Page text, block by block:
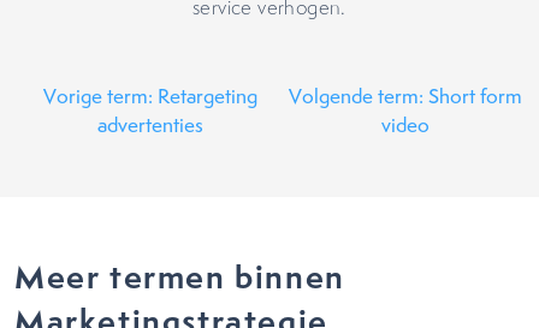
service verhogen.
Vorige term: Retargeting
advertenties
Volgende term: Short form
video
Meer termen binnen